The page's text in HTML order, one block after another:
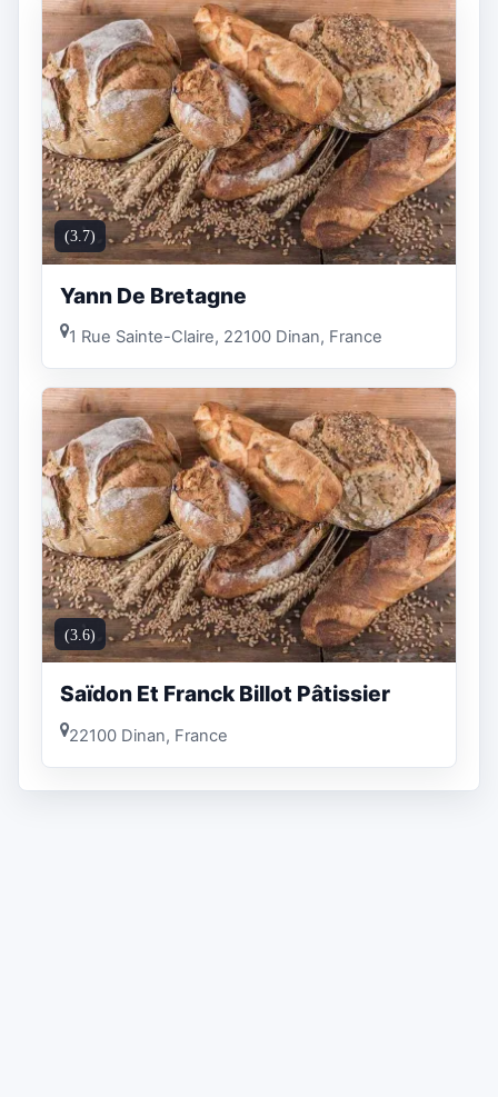
(3.7)
Yann De Bretagne
1 Rue Sainte-Claire, 22100 Dinan, France
(3.6)
Saïdon Et Franck Billot Pâtissier
22100 Dinan, France